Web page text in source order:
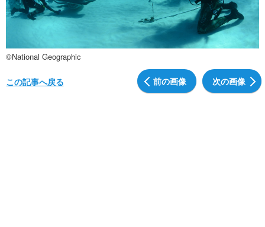
©National Geographic
前の画像 次の画像
この記事へ戻る